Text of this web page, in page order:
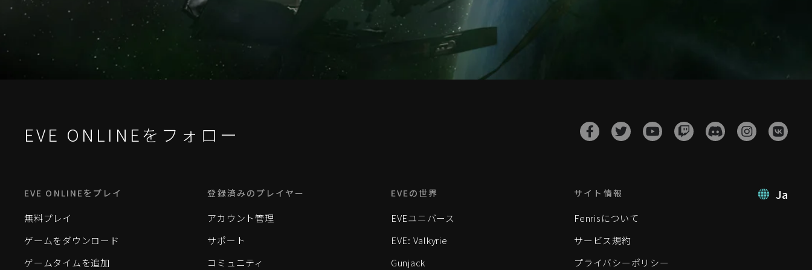
EVE ONLINEをフォロー
Ja
EVE ONLINEをプレイ
無料プレイ
ゲームをダウンロード
ゲームタイムを追加
登録済みのプレイヤー
アカウント管理
サポート
コミュニティ
EVEの世界
EVEユニバース
EVE: Valkyrie
Gunjack
サイト情報
Fenrisについて
サービス規約
プライバシーポリシー